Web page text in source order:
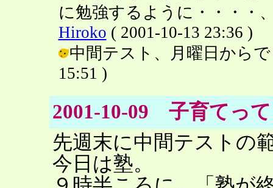
に勉強するように・・・・
Hiroko ( 2001-10-13 23:36 )
中間テスト、月曜日から
15:51 )
2001-10-09 子育てって
先週末に中間テストの
今日は塾。